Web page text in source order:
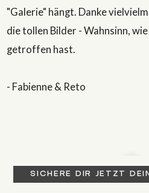
"Galerie" hängt. Danke
die tollen Bilder - Wahnsinn, wie
getroffen hast.
- Fabienne & Reto
SICHERE DIR JETZT